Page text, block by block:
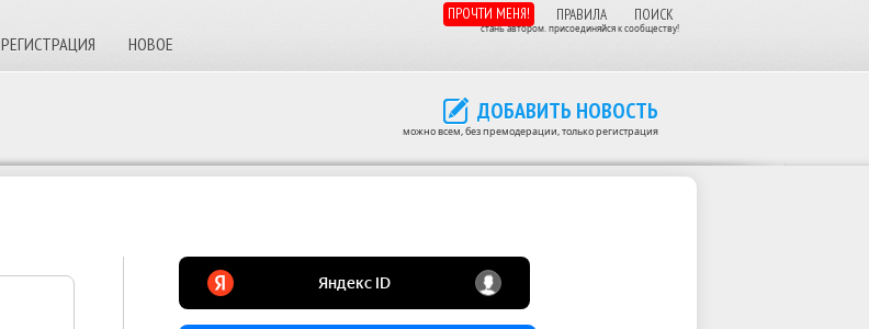
РЕГИСТРАЦИЯ НОВОЕ
ПРОЧТИ МЕНЯ! ПРАВИЛА ПОИСК
стань автором. присоединяйся к сообществу!
ДОБАВИТЬ НОВОСТЬ
можно всем, без премодерации, только регистрация